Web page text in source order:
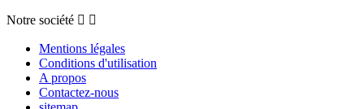
Notre société  
Mentions légales
Conditions d'utilisation
A propos
Contactez-nous